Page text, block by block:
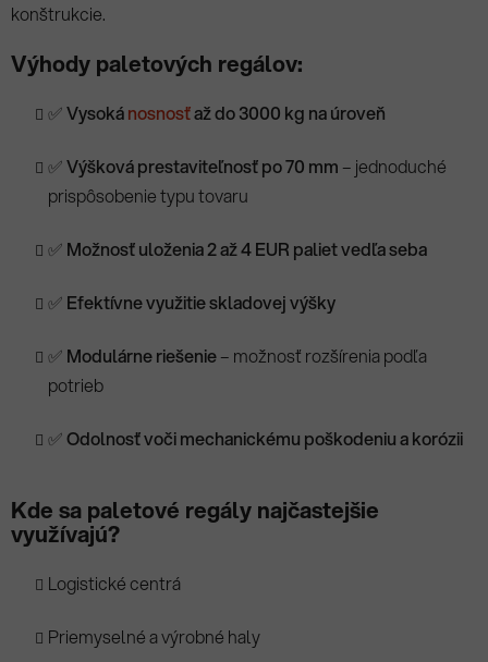
konštrukcie.
Výhody paletových regálov:
✅Vysokánosnosťaž do 3000 kg na úroveň
✅Výšková prestaviteľnosť po 70 mm – jednoduché
prispôsobenie typu tovaru
✅ Možnosť uloženia 2 až 4 EUR paliet vedľa seba
✅ Efektívne využitie skladovej výšky
✅ Modulárne riešenie– možnosť rozšírenia podľa
potrieb
✅Odolnosť voči mechanickému poškodeniu a korózii
Kde sa paletové regály najčastejšie
využívajú?
Logistické centrá
Priemyselné a výrobné haly